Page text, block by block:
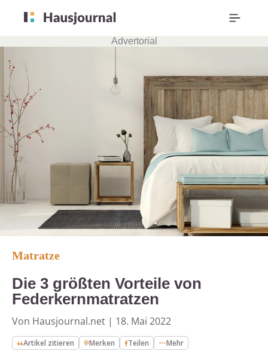
Advertorial
Matratze
Die 3 größten Vorteile von
Federkernmatratzen
Von Hausjournal.net | 18. Mai 2022
Artikel zitieren Merken Teilen Mehr